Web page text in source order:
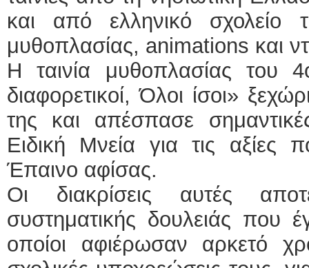
και από ελληνικό σχολείο
μυθοπλασίας, animations και
Η ταινία μυθοπλασίας του
διαφορετικοί, Όλοι ίσοι»
της και απέσπασε
Ειδική Μνεία για τις αξίες
Έπαινο αφίσας.
Οι διακρίσεις αυτές
συστηματικής δουλειάς που
οποίοι αφιέρωσαν αρκετό